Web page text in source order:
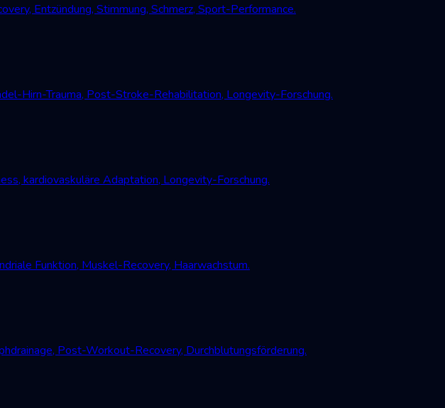
Entzündung, Stimmung, Schmerz, Sport-Performance.
Hirn-Trauma, Post-Stroke-Rehabilitation, Longevity-Forschung.
kardiovaskuläre Adaptation, Longevity-Forschung.
Funktion, Muskel-Recovery, Haarwachstum.
Post-Workout-Recovery, Durchblutungsförderung.